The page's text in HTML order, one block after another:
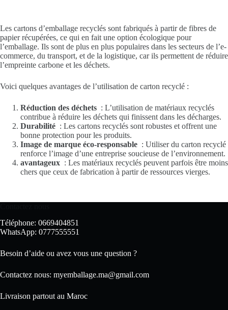
Les cartons d’emballage recyclés sont fabriqués à partir de fibres de
papier récupérées, ce qui en fait une option écologique pour
l’emballage. Ils sont de plus en plus populaires dans les secteurs de l’e-
commerce, du transport, et de la logistique, car ils permettent de réduire
l’empreinte carbone et les déchets.
Voici quelques avantages de l’utilisation de carton recyclé :
Réduction des déchets : L’utilisation de matériaux recyclés
contribue à réduire les déchets qui finissent dans les décharges.
Durabilité : Les cartons recyclés sont robustes et offrent une
bonne protection pour les produits.
Image de marque éco-responsable : Utiliser du carton recyclé
renforce l’image d’une entreprise soucieuse de l’environnement.
avantageux : Les matériaux recyclés peuvent parfois être moins
chers que ceux de fabrication à partir de ressources vierges.
Téléphone: 0669404851
WhatsApp: 0777555551
Besoin d’aide ou avez vous une question ?
Contactez nous: myemballage.ma@gmail.com
Livraison partout au Maroc